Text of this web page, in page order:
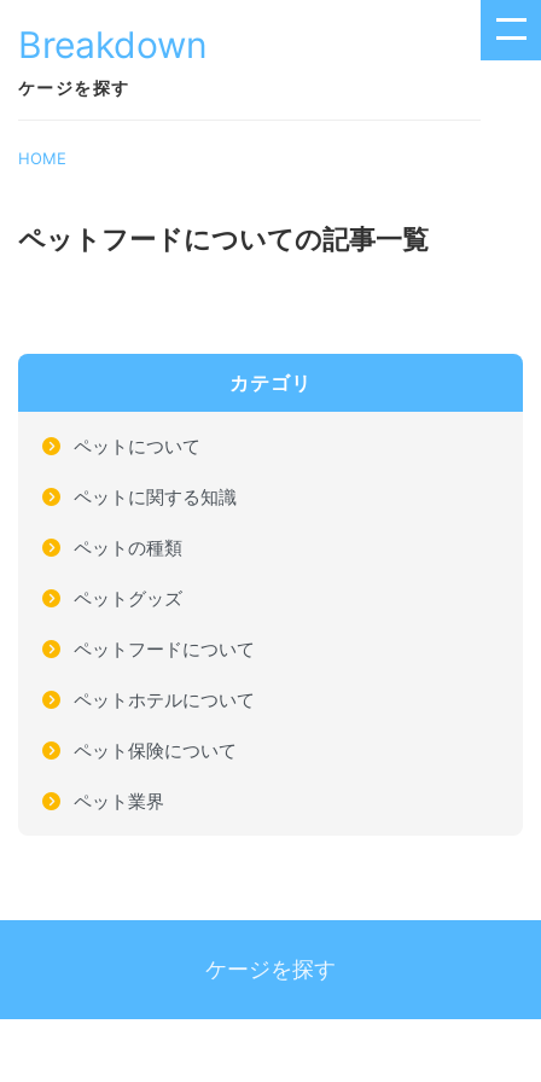
Breakdown
ケージを探す
HOME
ペットフードについての記事一覧
カテゴリ
ペットについて
ペットに関する知識
ペットの種類
ペットグッズ
ペットフードについて
ペットホテルについて
ペット保険について
ペット業界
ケージを探す